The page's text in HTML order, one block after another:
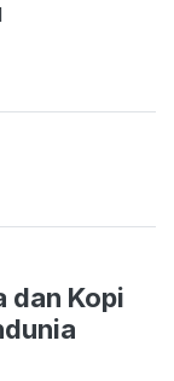
dan Kopi